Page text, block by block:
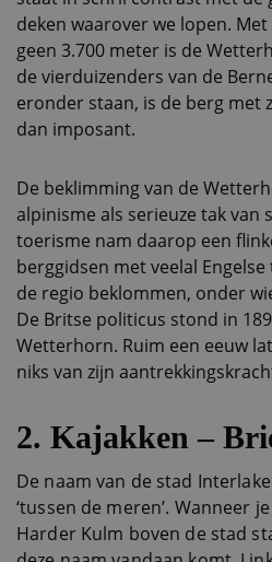
deken waarover we lopen.
geen 3.700 meter is de
de vierduizenders van de
eronder staan, is de berg met
dan imposant.
De beklimming van de
alpinisme als serieuze tak van
toerisme nam daarop een
berggidsen met veelal
de regio beklommen, onder
De Britse politicus stond in
Wetterhorn. Ruim een eeuw
niks van zijn
2. Kajakken –
De naam van de stad
‘tussen de meren’. Wanneer
Harder Kulm boven de stad